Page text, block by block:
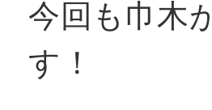
今回も巾木
す！